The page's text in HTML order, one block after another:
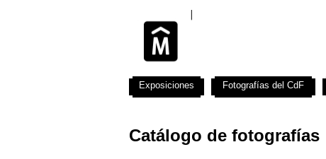
Catálogo de fotografías
Exposiciones Fotografías del CdF